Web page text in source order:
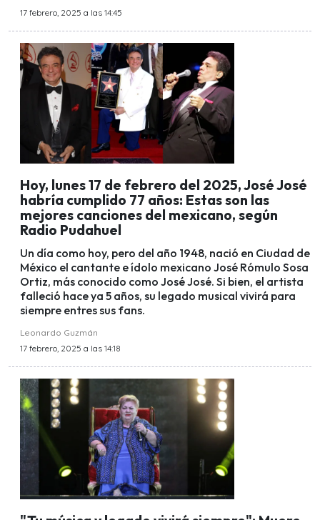
17 febrero, 2025 a las 14:45
Hoy, lunes 17 de febrero del 2025, José José
habría cumplido 77 años: Estas son las
mejores canciones del mexicano, según
Radio Pudahuel
Un día como hoy, pero del año 1948, nació en Ciudad de
México el cantante e ídolo mexicano José Rómulo Sosa
Ortiz, más conocido como José José. Si bien, el artista
falleció hace ya 5 años, su legado musical vivirá para
siempre entres sus fans.
Leonardo Guzmán
17 febrero, 2025 a las 14:18